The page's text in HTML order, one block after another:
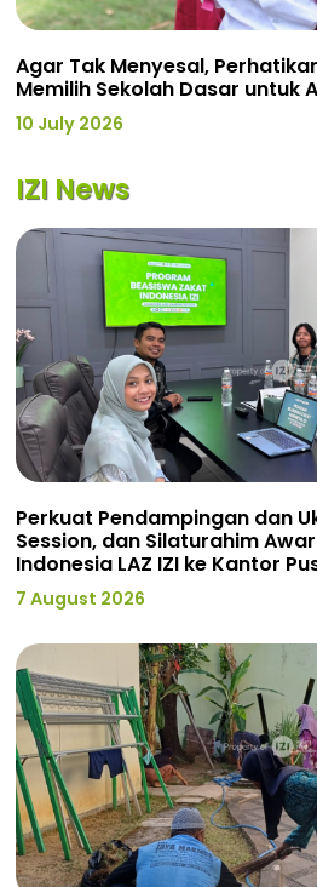
Agar Tak Menyesal,
Memilih Sekolah Dasar untuk
10 July 2026
IZI News
Perkuat Pendampingan dan
Session, dan Silaturahim
Indonesia LAZ IZI ke Kantor
7 August 2026